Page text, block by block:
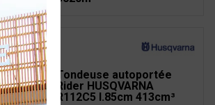
Tondeuse autoportée
Rider HUSQVARNA
R112C5 l.85cm 413cm³